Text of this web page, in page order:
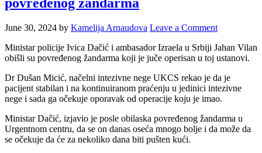
June 30, 2024 by Kamelija Arnaudova Leave a Comment
Ministar policije Ivica Dačić i ambasador Izraela u Srbiji Jahan Vilan
obišli su povređenog žandarma koji je juče operisan u toj ustanovi.
Dr Dušan Micić, načelni intezivne nege UKCS rekao je da je
pacijent stabilan i na kontinuiranom praćenju u jedinici intezivne
nege i sada ga očekuje oporavak od operacije koju je imao.
Ministar Dačić, izjavio je posle obilaska povređenog žandarma u
Urgentnom centru, da se on danas oseća mnogo bolje i da može da
se očekuje da će za nekoliko dana biti pušten kući.